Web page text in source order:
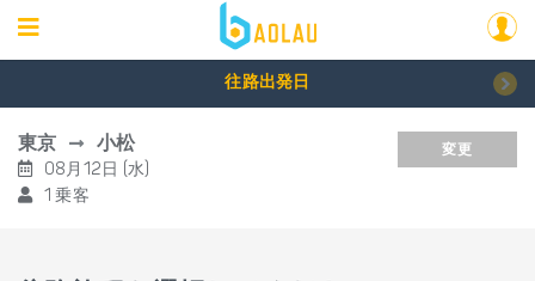
往路出発日
東京 小松
08月12日 (水)
1 乗客
変更